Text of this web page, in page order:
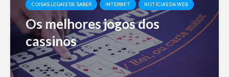
COISAS LEGAIS DE SABER INTERNET NOTÍCIAS DA WEB
Os melhores jogos dos
cassinos